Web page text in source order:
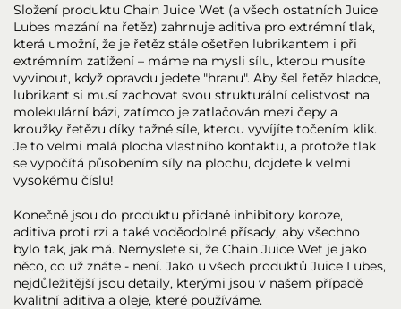
Složení produktu Chain Juice Wet (a všech ostatních Juice
Lubes mazání na řetěz) zahrnuje aditiva pro extrémní tlak,
která umožní, že je řetěz stále ošetřen lubrikantem i při
extrémním zatížení – máme na mysli sílu, kterou musíte
vyvinout, když opravdu jedete "hranu". Aby šel řetěz hladce,
lubrikant si musí zachovat svou strukturální celistvost na
molekulární bázi, zatímco je zatlačován mezi čepy a
kroužky řetězu díky tažné síle, kterou vyvíjíte točením klik.
Je to velmi malá plocha vlastního kontaktu, a protože tlak
se vypočítá působením síly na plochu, dojdete k velmi
vysokému číslu!
Konečně jsou do produktu přidané inhibitory koroze,
aditiva proti rzi a také voděodolné přísady, aby všechno
bylo tak, jak má. Nemyslete si, že Chain Juice Wet je jako
něco, co už znáte - není. Jako u všech produktů Juice Lubes,
nejdůležitější jsou detaily, kterými jsou v našem případě
kvalitní aditiva a oleje, které používáme.